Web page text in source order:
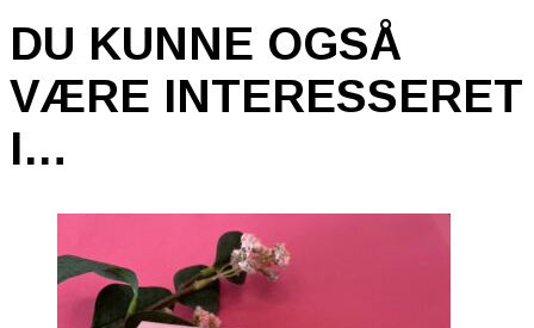
DU KUNNE OGSÅ
VÆRE INTERESSERET
I…